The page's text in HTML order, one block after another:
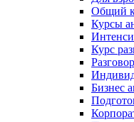
Общий
Курсы
Курс
Бизнес